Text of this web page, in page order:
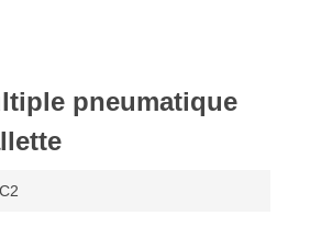
pneumatique